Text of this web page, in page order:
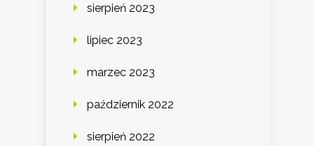
sierpień 2023
lipiec 2023
marzec 2023
październik 2022
sierpień 2022